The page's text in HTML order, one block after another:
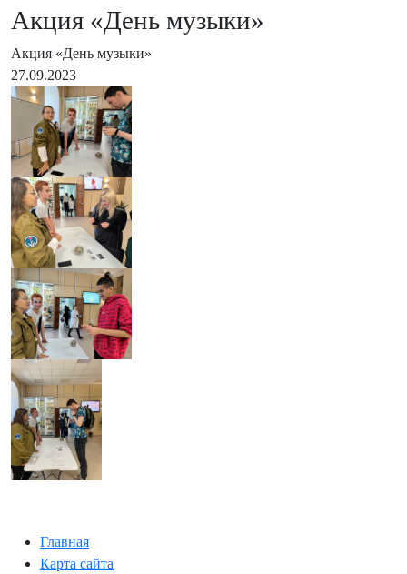
Акция «День музыки»
Акция «День музыки»
27.09.2023
Главная
Карта сайта